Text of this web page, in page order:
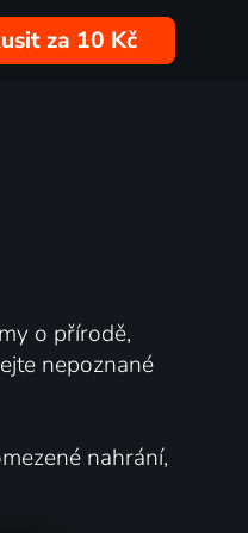
za 10 Kč
o přírodě,
nepoznané
nahrání,